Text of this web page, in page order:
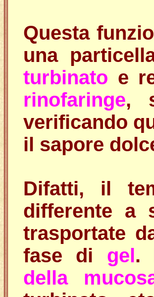
Questa
una
turbinato e
rinofaringe,
verificando
il sapore
Difatti, il
differente a
trasportate
fase di gel.
della